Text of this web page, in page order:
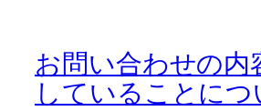
お問い合わせの内
していることにつ